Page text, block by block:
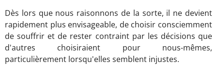
Dès lors que nous raisonnons de la sorte, il ne devient
rapidement plus envisageable, de choisir consciemment
de souffrir et de rester contraint par les décisions que
d'autres choisiraient pour nous-mêmes,
particulièrement lorsqu'elles semblent injustes.